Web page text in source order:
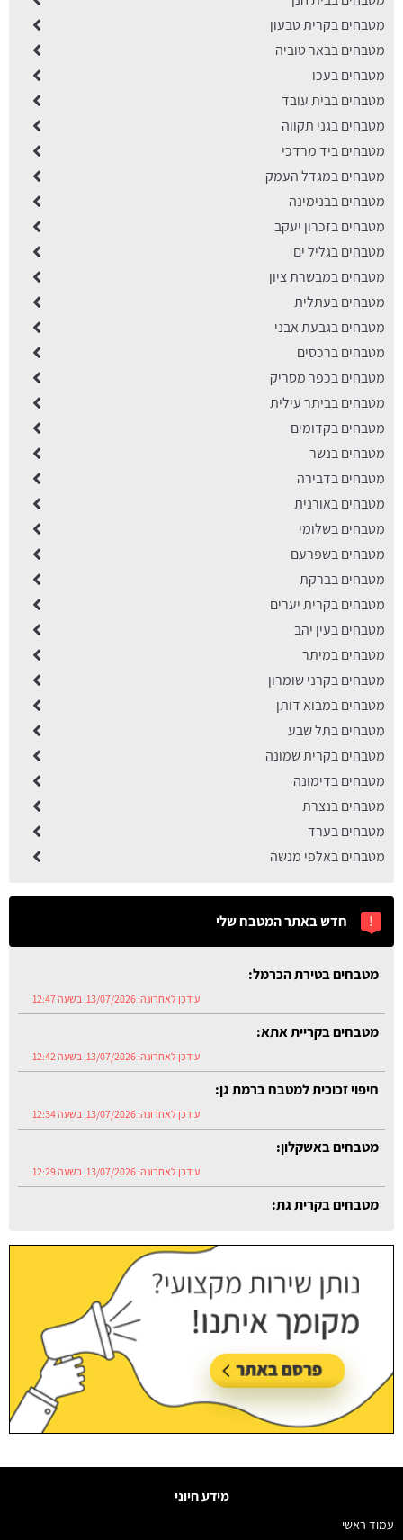
מטבחים בקרית טבעון
מטבחים בבאר טוביה
מטבחים בעכו
מטבחים בבית עובד
מטבחים בגני תקווה
מטבחים ביד מרדכי
מטבחים במגדל העמק
מטבחים בבנימינה
מטבחים בזכרון יעקב
מטבחים בגליל ים
מטבחים במבשרת ציון
מטבחים בעתלית
מטבחים בגבעת אבני
מטבחים ברכסים
מטבחים בכפר מסריק
מטבחים בביתר עילית
מטבחים בקדומים
מטבחים בנשר
מטבחים בדבירה
מטבחים באורנית
מטבחים בשלומי
מטבחים בשפרעם
מטבחים בברקת
מטבחים בקרית יערים
מטבחים בעין יהב
מטבחים במיתר
מטבחים בקרני שומרון
מטבחים במבוא דותן
מטבחים בתל שבע
מטבחים בקרית שמונה
מטבחים בדימונה
מטבחים בנצרת
מטבחים בערד
מטבחים באלפי מנשה
! חדש באתר המטבח שלי
מטבחים בקריית אתא:
עודכן לאחרונה: 13/07/2026, בשעה 12:42
חיפוי זכוכית למטבח ברמת גן:
עודכן לאחרונה: 13/07/2026, בשעה 12:34
מטבחים באשקלון:
עודכן לאחרונה: 13/07/2026, בשעה 12:29
מטבחים בקרית גת:
עודכן לאחרונה: 13/07/2026, בשעה 12:54
מטבחים בטירת הכרמל:
מידע חיוני
עמוד ראשי